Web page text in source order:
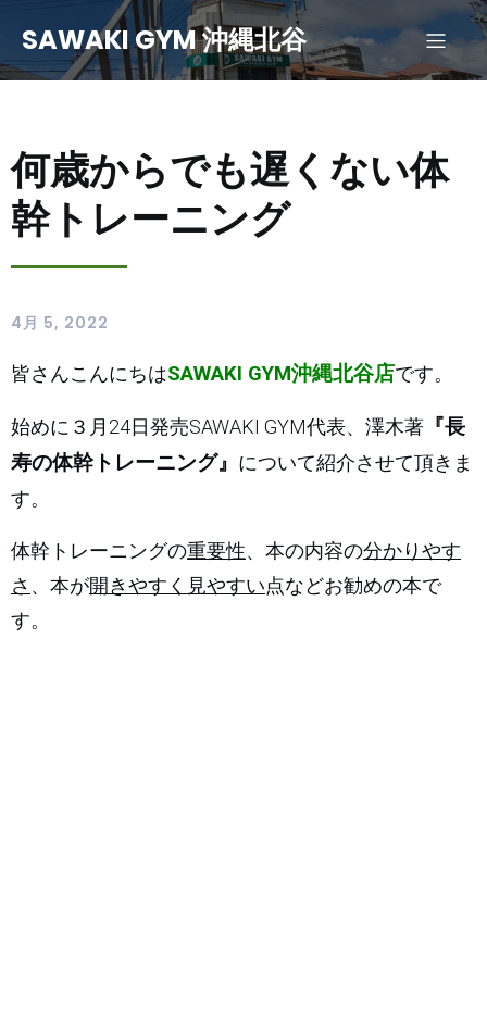
SAWAKI GYM 沖縄北谷
何歳からでも遅くない体
幹トレーニング
4月 5, 2022
皆さんこんにちはSAWAKI GYM沖縄北谷店です。
始めに３月24日発売SAWAKI GYM代表、澤木著 『長
寿の体幹トレーニング』 について紹介させて頂きま
す。
体幹トレーニングの重要性、本の内容の分かりやす
さ 、本が開きやすく見やすい点などお勧めの本で
す。